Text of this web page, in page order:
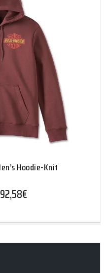
Hoodie-Knit
Alkuperäinen hinta oli:
92,58€